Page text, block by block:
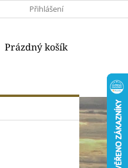
VŠEOBECNÉ OBCHODNÍ
Přihlášení
NÁKUPNÍ
Prázdný košík